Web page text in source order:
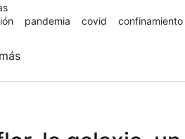
pandemia covid confinamiento